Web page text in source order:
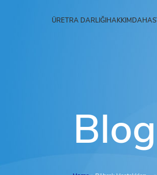
ÜRETRA DARLIĞIHAKKIMDA
Blog